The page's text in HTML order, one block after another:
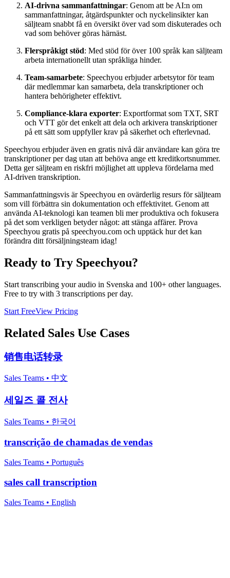
AI-drivna sammanfattningar: Genom att be AI:n om
sammanfattningar, åtgärdspunkter och nyckelinsikter kan
säljteam snabbt få en översikt över vad som diskuterades och
vad som behöver göras härnäst.
Flerspråkigt stöd: Med stöd för över 100 språk kan säljteam
arbeta internationellt utan språkliga hinder.
Team-samarbete: Speechyou erbjuder arbetsytor för team
där medlemmar kan samarbeta, dela transkriptioner och
hantera behörigheter effektivt.
Compliance-klara exporter: Exportformat som TXT, SRT
och VTT gör det enkelt att dela och arkivera transkriptioner
på ett sätt som uppfyller krav på säkerhet och efterlevnad.
Speechyou erbjuder även en gratis nivå där användare kan göra tre
transkriptioner per dag utan att behöva ange ett kreditkortsnummer.
Detta ger säljteam en riskfri möjlighet att uppleva fördelarna med
AI-driven transkription.
Sammanfattningsvis är Speechyou en ovärderlig resurs för säljteam
som vill förbättra sin dokumentation och effektivitet. Genom att
använda AI-teknologi kan teamen bli mer produktiva och fokusera
på det som verkligen betyder något: att stänga affärer. Prova
Speechyou gratis på speechyou.com och upptäck hur det kan
förändra ditt försäljningsteam idag!
Ready to Try Speechyou?
Start transcribing your audio in Svenska and 100+ other languages.
Free to try with 3 transcriptions per day.
Start FreeView Pricing
Related Sales Use Cases
销售电话转录
Sales Teams • 中文
세일즈 콜 전사
Sales Teams • 한국어
transcrição de chamadas de vendas
Sales Teams • Português
sales call transcription
Sales Teams • English